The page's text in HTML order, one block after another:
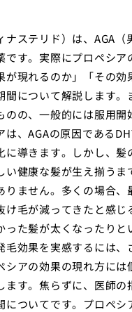
ナステリド）は、AGA
す。実際にプロペシア
が現れるのか」「その
間について解説します
のの、一般的には服用
、AGAの原因である
導きます。しかし、
い健康な髪が生え揃う
りません。多くの場合
け毛が減ってきたと感
った髪が太くなったり
効果を実感するには
シアの効果の現れ方に
す。焦らずに、医師
についてです。プロペ